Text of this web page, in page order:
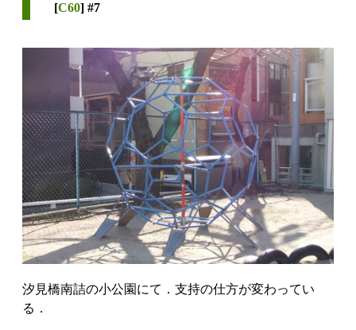
[C60] #7
汐見橋南詰の小公園にて．支持の仕方が変わってい
る．